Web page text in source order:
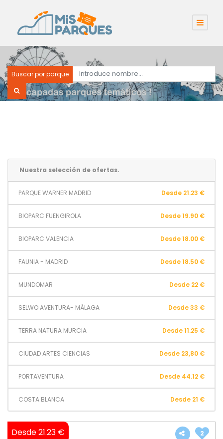
Buscar por parque
Nuestra selección de ofertas.
PARQUE WARNER MADRID Desde 21.23 €
BIOPARC FUENGIROLA Desde 19.90 €
BIOPARC VALENCIA Desde 18.00 €
FAUNIA - MADRID Desde 18.50 €
MUNDOMAR Desde 22 €
SELWO AVENTURA- MÁLAGA Desde 33 €
TERRA NATURA MURCIA Desde 11.25 €
CIUDAD ARTES CIENCIAS Desde 23,80 €
PORTAVENTURA Desde 44.12 €
COSTA BLANCA Desde 21 €
Desde 21.23 € 2